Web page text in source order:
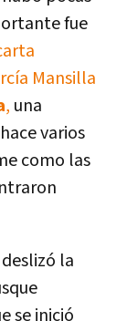
fue
Mansilla
, una
varios
como las
la
se inició